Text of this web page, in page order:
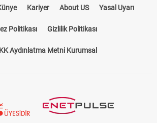
Kariyer About US Yasal Uyarı
Politikası Gizlilik Politikası
Aydınlatma Metni Kurumsal